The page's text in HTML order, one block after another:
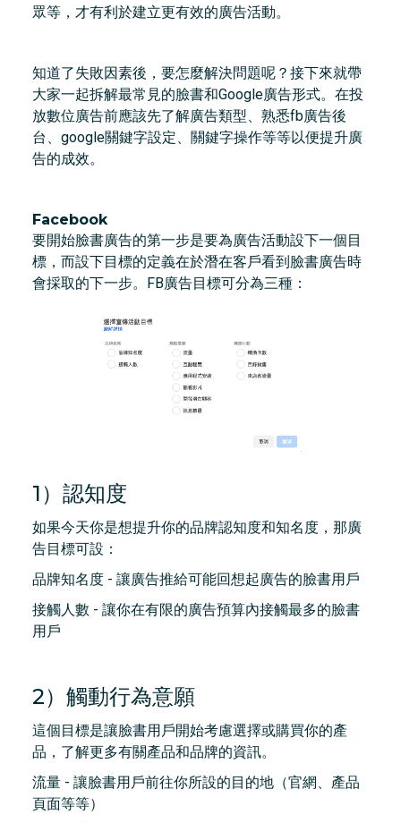
眾等，才有利於建立更有效的廣告活動。
知道了失敗因素後，要怎麼解決問題呢？接下來就帶
大家一起拆解最常見的臉書和Google廣告形式。在投
放數位廣告前應該先了解廣告類型、熟悉fb廣告後
台、google關鍵字設定、關鍵字操作等等以便提升廣
告的成效。
Facebook
要開始臉書廣告的第一步是要為廣告活動設下一個目
標，而設下目標的定義在於潛在客戶看到臉書廣告時
會採取的下一步。FB廣告目標可分為三種：
1）認知度
如果今天你是想提升你的品牌認知度和知名度，那廣
告目標可設：
品牌知名度 - 讓廣告推給可能回想起廣告的臉書用戶
接觸人數 - 讓你在有限的廣告預算內接觸最多的臉書
用戶
2）觸動行為意願
這個目標是讓臉書用戶開始考慮選擇或購買你的產
品，了解更多有關產品和品牌的資訊。
流量 - 讓臉書用戶前往你所設的目的地（官網、產品
頁面等等）